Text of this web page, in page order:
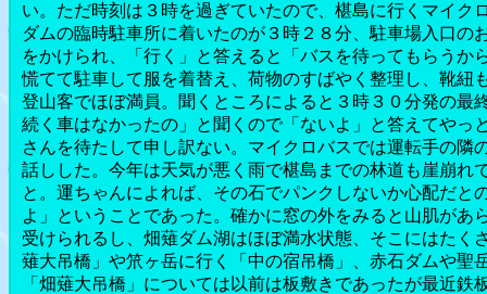
い。ただ時刻は３時を過ぎていたので、椹島に行くマイク
ダムの臨時駐車所に着いたのが３時２８分、駐車場入口の
をかけられ、「行く」と答えると「バスを待ってもらうか
慌てて駐車して服を着替え、荷物のすばやく整理し、靴紐
登山客でほぼ満員。聞くところによると３時３０分発の最
続く車はなかったの」と聞くので「ないよ」と答えてやっ
さんを待たして申し訳ない。マイクロバスでは運転手の隣
話しした。今年は天気が悪く雨で椹島までの林道も崖崩れ
と。運ちゃんによれば、その石でパンクしないか心配だと
よ」ということであった。確かに窓の外をみると山肌があ
受けられるし、畑薙ダム湖はほぼ満水状態、そこにはたく
薙大吊橋」や笊ヶ岳に行く「中の宿吊橋」、赤石ダムや聖
「畑薙大吊橋」については以前は板敷きであったが最近鉄